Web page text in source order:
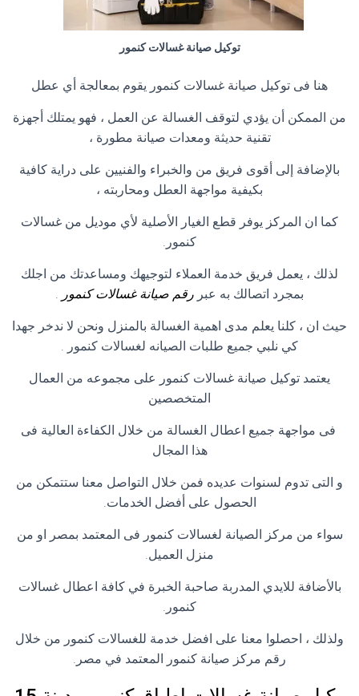
توكيل صيانة غسالات كنمور
هنا فى توكيل صيانة غسالات كنمور يقوم بمعالجة أي عطل
من الممكن أن يؤدي لتوقف الغسالة عن العمل ، فهو يمتلك أجهزة
تقنية حديثة ومعدات صيانة مطورة ،
بالإضافة إلى أقوى فريق من والخبراء والفنيين على دراية كافية
بكيفية مواجهة العطل ومحاربته ،
كما ان المركز يوفر قطع الغيار الأصلية لأي موديل من غسالات
كنمور.
لذلك ، يعمل فريق خدمة العملاء لتوجيهك ومساعدتك من اجلك
بمجرد اتصالك به عبر رقم صيانة غسالات كنمور .
حيث ان ، كلنا يعلم مدى اهمية الغسالة بالمنزل ونحن لا ندخر جهدا
كي نلبي جميع طلبات الصيانه لغسالات كنمور .
يعتمد توكيل صيانة غسالات كنمور على مجموعه من العمال
المتخصصين
فى مواجهة جميع اعطال الغسالة من خلال الكفاءة العالية فى
هذا المجال
و التى تدوم لسنوات عديده فمن خلال التواصل معنا ستتمكن من
الحصول على أفضل الخدمات.
سواء من مركز الصيانة لغسالات كنمور فى المعتمد بمصر او من
منزل العميل.
بالأضافة للايدي المدربة صاحبة الخبرة في كافة اعطال غسالات
كنمور.
ولذلك ، احصلوا معنا على افضل خدمة للغسالات كنمور من خلال
رقم مركز صيانة كنمور المعتمد في مصر.